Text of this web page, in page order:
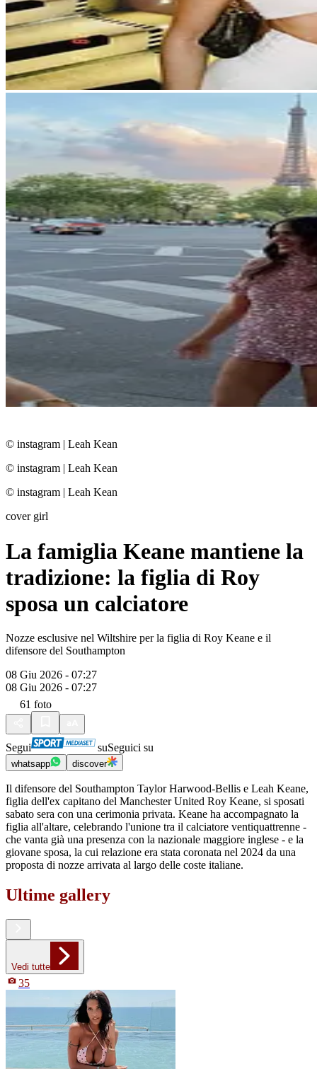
© instagram | Leah Kean
© instagram | Leah Kean
© instagram | Leah Kean
cover girl
La famiglia Keane mantiene la
tradizione: la figlia di Roy
sposa un calciatore
Nozze esclusive nel Wiltshire per la figlia di Roy Keane e il
difensore del Southampton
08 Giu 2026 - 07:27
08 Giu 2026 - 07:27
61 foto
Segui suSeguici su
whatsapp discover
Il difensore del Southampton Taylor Harwood-Bellis e Leah Keane,
figlia dell'ex capitano del Manchester United Roy Keane, si sposati
sabato sera con una cerimonia privata. Keane ha accompagnato la
figlia all'altare, celebrando l'unione tra il calciatore ventiquattrenne -
che vanta già una presenza con la nazionale maggiore inglese - e la
giovane sposa, la cui relazione era stata coronata nel 2024 da una
proposta di nozze arrivata al largo delle coste italiane.
Ultime gallery
Vedi tutte
35